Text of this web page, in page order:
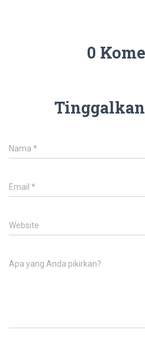
0
Nama *
Email *
Website
Apa yang Anda pikirkan?